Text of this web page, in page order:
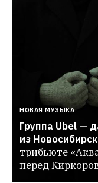
НОВАЯ МУЗЫКА
Группа Ubel —
из
трибьюте
перед